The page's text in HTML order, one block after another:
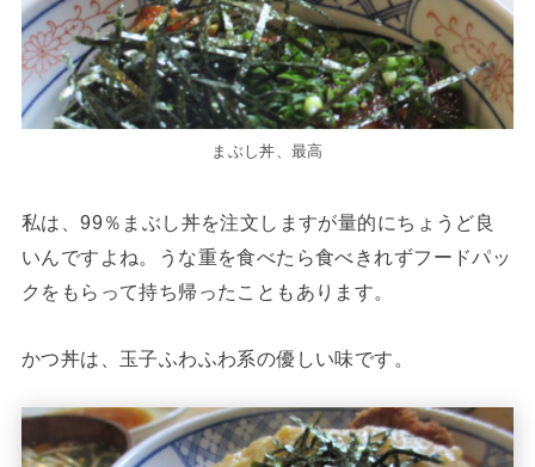
まぶし丼、最高
私は、99％まぶし丼を注文しますが量的にちょうど良
いんですよね。うな重を食べたら食べきれずフードパッ
クをもらって持ち帰ったこともあります。
かつ丼は、玉子ふわふわ系の優しい味です。